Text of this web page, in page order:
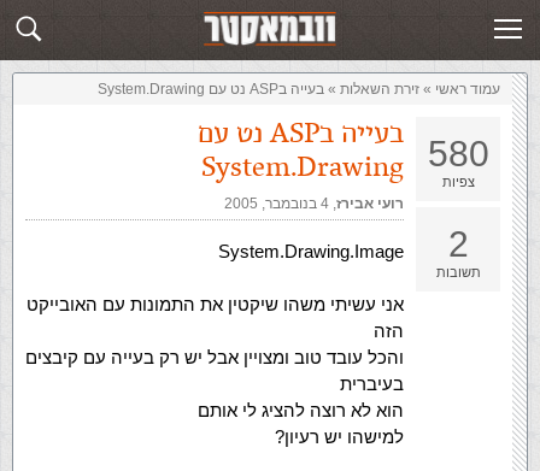
שלח תשובה זירת השאלות
עמוד ראשי » ‏זירת השאלות‏ » בעייה בASP נט עם System.Drawing
580
צפיות
2
תשובות
בעייה בASP נט עם
System.Drawing
רועי אבירז,‏ 4 בנובמבר, 2005
System.Drawing.Image
אני עשיתי משהו שיקטין את התמונות עם האובייקט
הזה
והכל עובד טוב ומצויין אבל יש רק בעייה עם קיבצים
בעיברית
הוא לא רוצה להציג לי אותם
למישהו יש רעיון?